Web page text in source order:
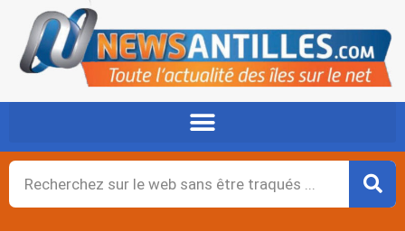
contenu
Rechercher